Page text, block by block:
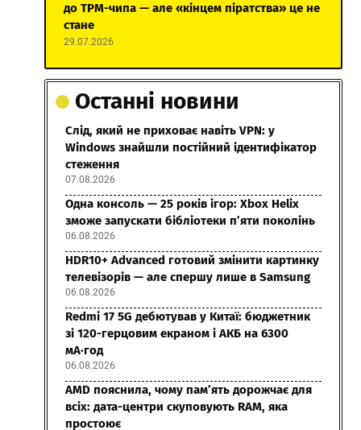
до TPM-чипа — але «кінцем піратства» це не
стане
29.07.2026
Останні новини
Слід, який не приховає навіть VPN: у
Windows знайшли постійний ідентифікатор
стеження
07.08.2026
Одна консоль — 25 років ігор: Xbox Helix
зможе запускати бібліотеки п’яти поколінь
06.08.2026
HDR10+ Advanced готовий змінити картинку
телевізорів — але спершу лише в Samsung
06.08.2026
Redmi 17 5G дебютував у Китаї: бюджетник
зі 120-герцовим екраном і АКБ на 6300
мА·год
06.08.2026
AMD пояснила, чому пам’ять дорожчає для
всіх: дата-центри скуповують RAM, яка
простоює